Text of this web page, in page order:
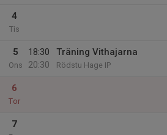
4
Tis
5
Ons
18:30
20:30
Träning Vithajarna
Rödstu Hage IP
6
Tor
7